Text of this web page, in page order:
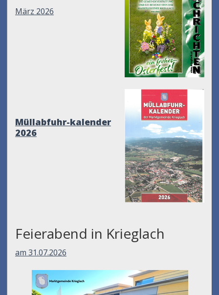
März 2026
Müllabfuhr-kalender
2026
Feierabend in Krieglach
am 31.07.2026